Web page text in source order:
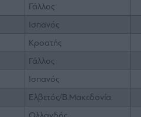
Γάλλος
Ισπανός
Κροατής
Γάλλος
Ισπανός
Ελβετός/Β.Μακεδονία